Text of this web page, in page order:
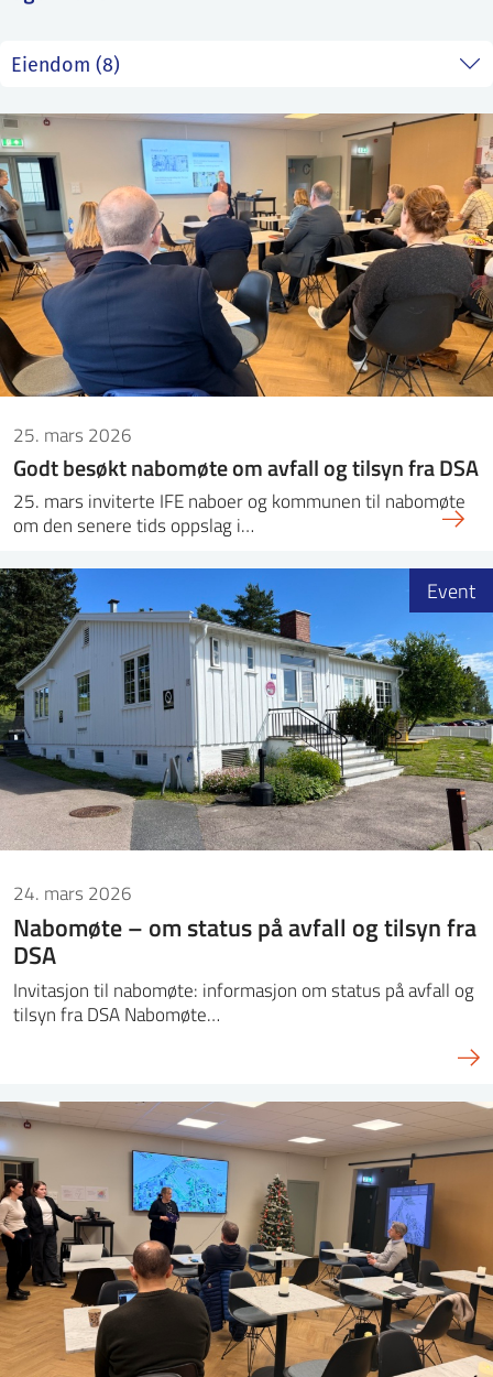
PRESSE ENGLISH
25. mars 2026
Godt besøkt nabomøte om avfall og tilsyn fra DSA
25. mars inviterte IFE naboer og kommunen til nabomøte
om den senere tids oppslag i…
24. mars 2026
Nabomøte – om status på avfall og tilsyn fra
DSA
Invitasjon til nabomøte: informasjon om status på avfall og
tilsyn fra DSA Nabomøte…
Event